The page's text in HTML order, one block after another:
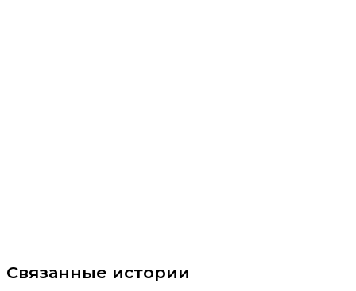
Связанные истории